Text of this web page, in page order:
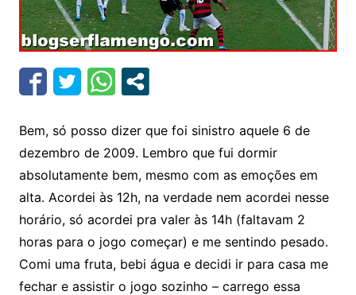
Bem, só posso dizer que foi sinistro aquele 6 de
dezembro de 2009. Lembro que fui dormir
absolutamente bem, mesmo com as emoções em
alta. Acordei às 12h, na verdade nem acordei nesse
horário, só acordei pra valer às 14h (faltavam 2
horas para o jogo começar) e me sentindo pesado.
Comi uma fruta, bebi água e decidi ir para casa me
fechar e assistir o jogo sozinho – carrego essa